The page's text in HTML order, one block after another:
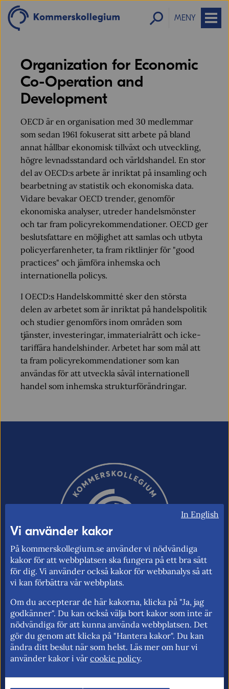
MENY
Organization for Economic
Co-Operation and
Development
OECD är en organisation med 30 medlemmar
som sedan 1961 fokuserat sitt arbete på bland
annat hållbar ekonomisk tillväxt och utveckling,
högre levnadsstandard och världshandel. En stor
del av OECD:s arbete är inriktat på insamling och
bearbetning av statistik och ekonomiska data.
Vidare bevakar OECD trender, genomför
ekonomiska analyser, utreder handelsmönster
och tar fram policyrekommendationer. OECD ger
beslutsfattare en möjlighet att samlas och utbyta
policyerfarenheter, ta fram riktlinjer för "good
practices" och jämföra inhemska och
internationella policys.
I OECD:s Handelskommitté sker den största
delen av arbetet som är inriktat på handelspolitik
och studier genomförs inom områden som
tjänster, investeringar, immaterialrätt och icke-
tariffära handelshinder. Arbetet har som mål att
ta fram policyrekommendationer som kan
användas för att utveckla såväl internationell
handel som inhemska strukturförändringar.
Kommerskollegium – Sveriges myndighet
för utrikeshandel, EU:s inre marknad och
handelspolitik. Vi verkar för frihandel och
för fri rörlighet på EU:s inre marknad.
In English
Vi använder kakor
På kommerskollegium.se använder vi nödvändiga
kakor för att webbplatsen ska fungera på ett bra sätt
för dig. Vi använder också kakor för webbanalys så att
vi kan förbättra vår webbplats.
Om du accepterar de här kakorna, klicka på "Ja, jag
godkänner". Du kan också välja bort kakor som inte är
nödvändiga för att kunna använda webbplatsen. Det
gör du genom att klicka på "Hantera kakor". Du kan
ändra ditt beslut när som helst. Läs mer om hur vi
använder kakor i vår cookie policy.